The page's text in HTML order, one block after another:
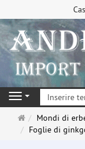
Navigation
Pagina
principale
Mondi di
Foglie di